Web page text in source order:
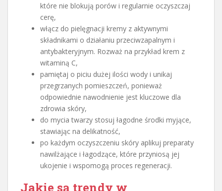
które nie blokują porów i regularnie oczyszczaj
cerę,
włącz do pielęgnacji kremy z aktywnymi
składnikami o działaniu przeciwzapalnym i
antybakteryjnym. Rozważ na przykład krem z
witaminą C,
pamiętaj o piciu dużej ilości wody i unikaj
przegrzanych pomieszczeń, ponieważ
odpowiednie nawodnienie jest kluczowe dla
zdrowia skóry,
do mycia twarzy stosuj łagodne środki myjące,
stawiając na delikatność,
po każdym oczyszczeniu skóry aplikuj preparaty
nawilżające i łagodzące, które przyniosą jej
ukojenie i wspomogą proces regeneracji.
Jakie są trendy w